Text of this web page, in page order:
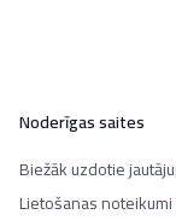
Noderīgas saites
Biežāk uzdotie
Lietošanas